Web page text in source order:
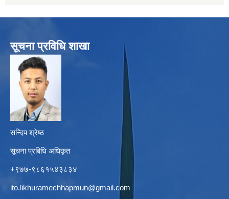
सूचना प्रविधि शाखा
सन्दिप श्रेष्ठ
सूचना प्रबिधि अधिकृत
+९७७-९८६१५४३८३४
ito.likhuramechhapmun@gmail.com